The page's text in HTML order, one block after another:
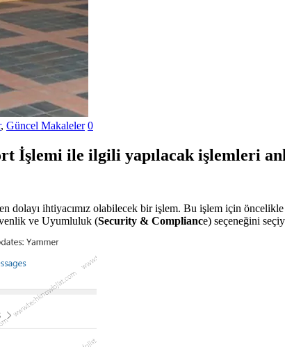
, Güncel Makaleler 0
İşlemi ile ilgili yapılacak işlemleri
dolayı ihtiyacımız olabilecek bir işlem. Bu işlem için
ve Uyumluluk (Security & Compliance) seçeneğini